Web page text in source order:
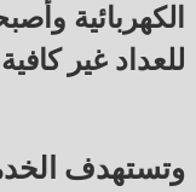
الكهربائية
للعداد غير
وتستهدف